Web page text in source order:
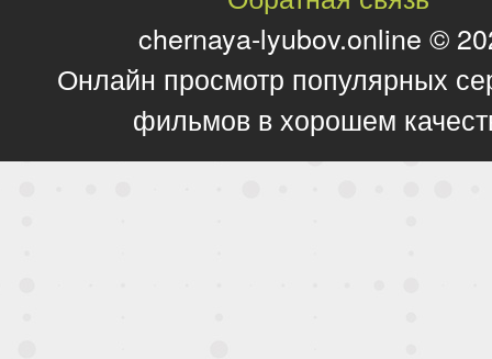
chernaya-lyubov.online ©
Онлайн просмотр популярных
фильмов в хорошем